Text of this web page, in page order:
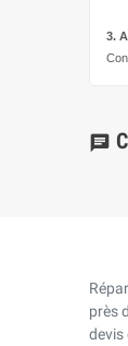
3.
chat
près
devis